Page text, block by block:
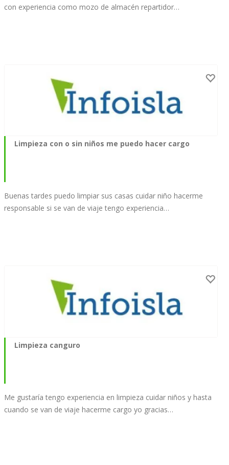
con experiencia como mozo de almacén repartidor…
Limpieza con o sin niños me puedo hacer cargo
Buenas tardes puedo limpiar sus casas cuidar niño hacerme
responsable si se van de viaje tengo experiencia…
Limpieza canguro
Me gustaría tengo experiencia en limpieza cuidar niños y hasta
cuando se van de viaje hacerme cargo yo gracias…